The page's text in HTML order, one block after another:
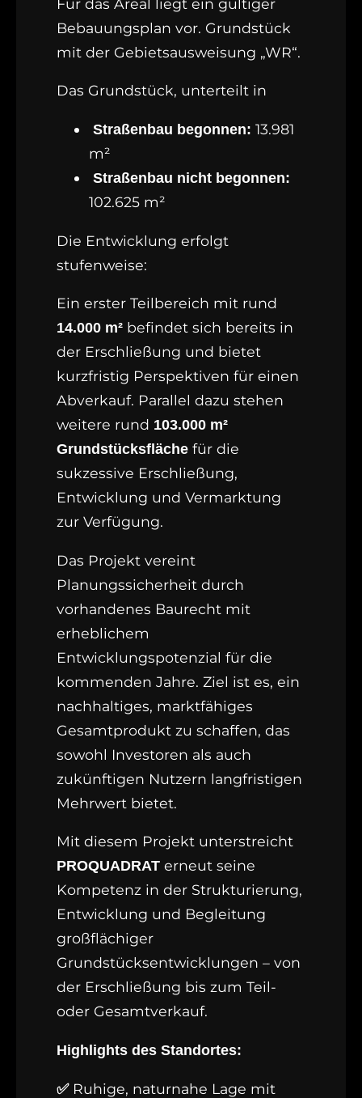
Für das Areal liegt ein gültiger
Bebauungsplan vor. Grundstück
mit der Gebietsausweisung „WR“.
Das Grundstück, unterteilt in
Straßenbau begonnen: 13.981
m²
Straßenbau nicht begonnen:
102.625 m²
Die Entwicklung erfolgt
stufenweise:
Ein erster Teilbereich mit rund
14.000 m² befindet sich bereits in
der Erschließung und bietet
kurzfristig Perspektiven für einen
Abverkauf. Parallel dazu stehen
weitere rund 103.000 m²
Grundstücksfläche für die
sukzessive Erschließung,
Entwicklung und Vermarktung
zur Verfügung.
Das Projekt vereint
Planungssicherheit durch
vorhandenes Baurecht mit
erheblichem
Entwicklungspotenzial für die
kommenden Jahre. Ziel ist es, ein
nachhaltiges, marktfähiges
Gesamtprodukt zu schaffen, das
sowohl Investoren als auch
zukünftigen Nutzern langfristigen
Mehrwert bietet.
Mit diesem Projekt unterstreicht
PROQUADRAT erneut seine
Kompetenz in der Strukturierung,
Entwicklung und Begleitung
großflächiger
Grundstücksentwicklungen – von
der Erschließung bis zum Teil-
oder Gesamtverkauf.
Highlights des Standortes:
✅Ruhige, naturnahe Lage mit